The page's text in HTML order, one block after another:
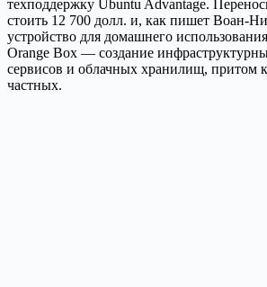
техподдержку Ubuntu Advantage.
стоить 12 700 долл. и, как пишет Воан-
устройство для домашнего
Orange Box — создание
сервисов и облачных хранилищ, притом
частных.